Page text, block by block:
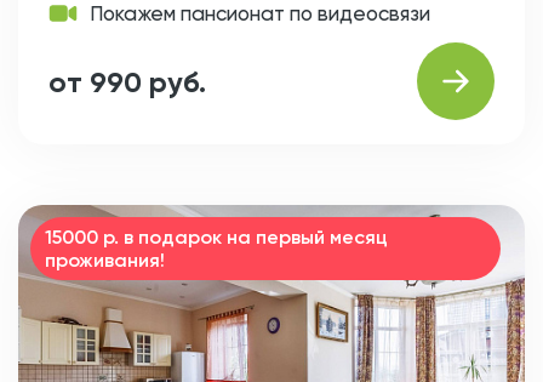
Покажем пансионат по видеосвязи
от 990 руб.
15000 р. в подарок на первый месяц
проживания!